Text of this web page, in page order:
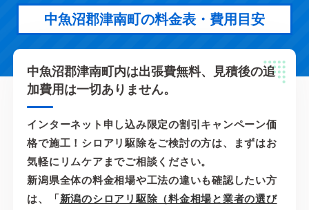
中魚沼郡津南町の料金表・費用目安
中魚沼郡津南町内は出張費無料、見積後の追
加費用は一切ありません。
インターネット申し込み限定の割引キャンペーン価
格で施工！シロアリ駆除をご検討の方は、まずはお
気軽にリムケアまでご相談ください。
新潟県全体の料金相場や工法の違いも確認したい方
は、「新潟のシロアリ駆除（料金相場と業者の選び